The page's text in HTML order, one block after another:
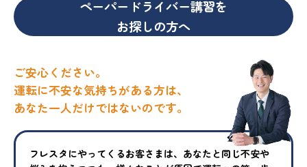
ペーパードライバー講習を
お探しの方へ
ご安心ください。
運転に不安な気持ちがある方は、
あなた一人だけではないのです。
フレスタにやってくるお客さまは、あなたと同じ不安や